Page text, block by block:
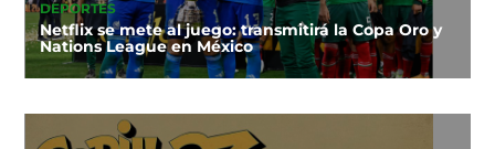
DEPORTES
Netflix se mete al juego: transmitirá la Copa Oro y
Nations League en México